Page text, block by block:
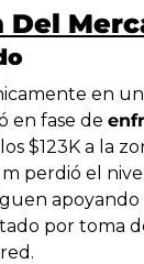
Del
en
en fase de
$123K a la
perdió el
por toma